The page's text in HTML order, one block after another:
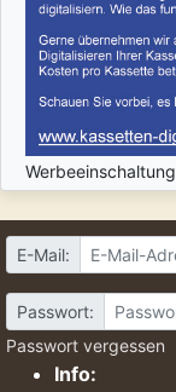
Werbeeinschaltung
E-Mail:
Passwort:
Passwort vergessen
Info: